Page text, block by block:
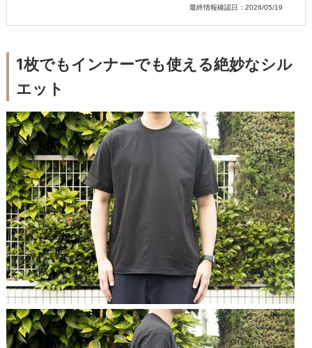
最終情報確認日：2026/05/19
1枚でもインナーでも使える絶妙なシル
エット